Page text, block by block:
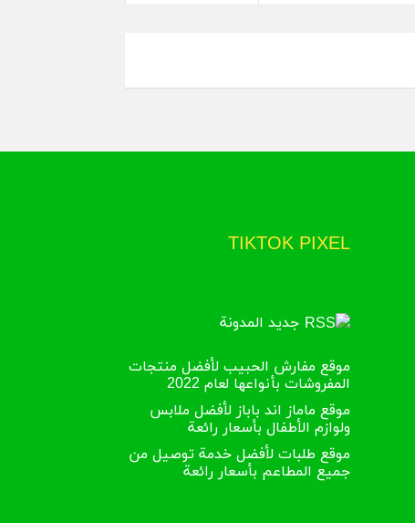
TIKTOK PIXEL
جديد المدونة
موقع مفارش الحبيب لأفضل منتجات
المفروشات بأنواعها لعام 2022
موقع ماماز اند باباز لأفضل ملابس
ولوازم الأطفال بأسعار رائعة
موقع طلبات لأفضل خدمة توصيل من
جميع المطاعم بأسعار رائعة